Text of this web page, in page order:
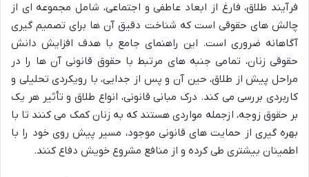
فرآیند طلاق، فارغ از ابعاد عاطفی و اجتماعی، شامل مجموعه ای از
چالش های حقوقی است که شناخت دقیق آن ها برای تصمیم گیری
آگاهانه ضروری است. این راهنمای جامع با هدف افزایش دانش
حقوقی زنان، تمامی جنبه های مرتبط با حقوق قانونی آن ها را در
مراحل پیش از طلاق، حین آن و پس از جدایی، با رویکردی تحلیلی و
کاربردی بررسی می کند. درک مبانی قانونی، انواع طلاق و تأثیر هر یک
بر حقوق زوجه، ازجمله مواردی هستند که به زنان کمک می کنند تا با
بهره گیری از حمایت های قانونی موجود، مسیر پیش روی خود را با
اطمینان بیشتری طی کرده و از منافع مشروع خویش دفاع کنند.